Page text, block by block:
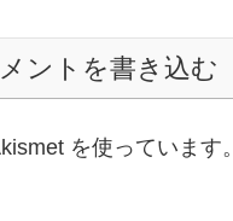
ントを書き込む
を使っています。